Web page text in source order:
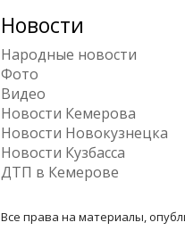
Новости
Народные новости
Фото
Видео
Новости Кемерова
Новости Новокузнецка
Новости Кузбасса
ДТП в Кемерове
Все права на материалы,